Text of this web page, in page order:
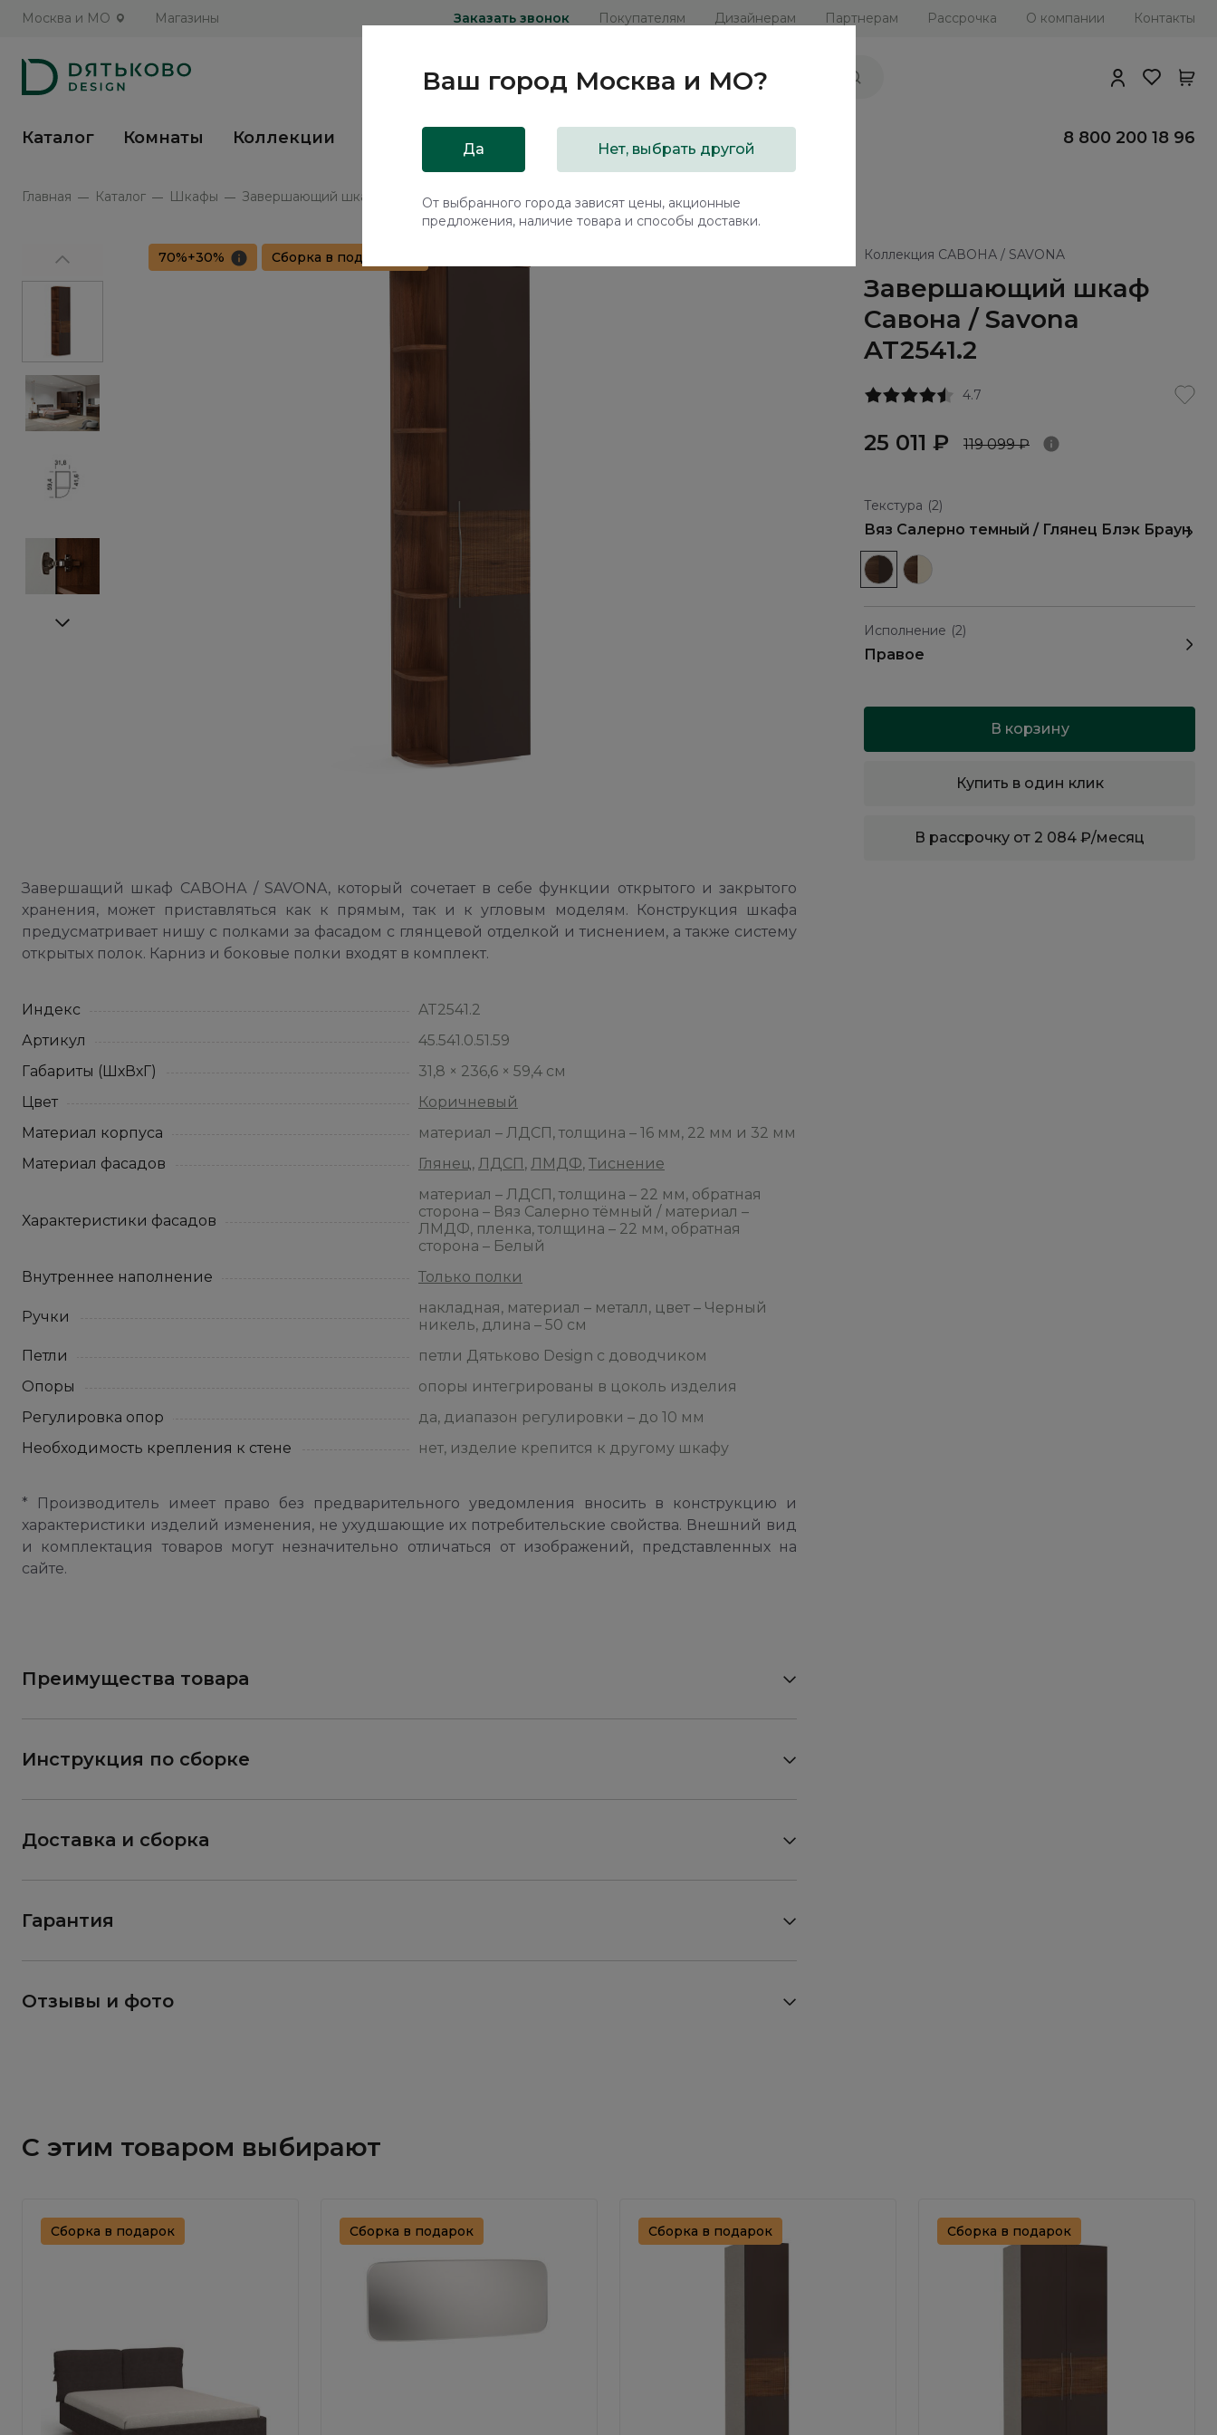
Москва и МО Магазины Заказать звонок Покупателям Дизайнерам Партнерам Рассрочка О компании Контакты
Каталог Комнаты Коллекции Распродажа 8 800 200 18 96
Главная Каталог Шкафы Завершающий шкаф Савона / Savona AT2541.2
Коллекция САВОНА / SAVONA
Завершающий шкаф
Савона / Savona
AT2541.2
4.7
25 011 ₽ 119 099 ₽
Текстура (2)
Вяз Салерно темный / Глянец Блэк Браун
Исполнение (2)
Правое
В корзину
Купить в один клик
В рассрочку от 2 084 ₽/месяц
70%+30% Сборка в подарок
Завершащий шкаф САВОНА / SAVONA, который сочетает в себе функции открытого и закрытого
хранения, может приставляться как к прямым, так и к угловым моделям. Конструкция шкафа
предусматривает нишу с полками за фасадом с глянцевой отделкой и тиснением, а также систему
открытых полок. Карниз и боковые полки входят в комплект.
Индекс
AT2541.2
Артикул
45.541.0.51.59
Габариты (ШхВхГ)
31,8 × 236,6 × 59,4 см
Цвет
Коричневый
Материал корпуса
материал – ЛДСП, толщина – 16 мм, 22 мм и 32 мм
Материал фасадов
Глянец, ЛДСП, ЛМДФ, Тиснение
Характеристики фасадов
материал – ЛДСП, толщина – 22 мм, обратная
сторона – Вяз Салерно тёмный / материал –
ЛМДФ, пленка, толщина – 22 мм, обратная
сторона – Белый
Внутреннее наполнение
Только полки
Ручки
накладная, материал – металл, цвет – Черный
никель, длина – 50 см
Петли
петли Дятьково Design с доводчиком
Опоры
опоры интегрированы в цоколь изделия
Регулировка опор
да, диапазон регулировки – до 10 мм
Необходимость крепления к стене
нет, изделие крепится к другому шкафу
* Производитель имеет право без предварительного уведомления вносить в конструкцию и
характеристики изделий изменения, не ухудшающие их потребительские свойства. Внешний вид
и комплектация товаров могут незначительно отличаться от изображений, представленных на
сайте.
Преимущества товара
Инструкция по сборке
Доставка и сборка
Гарантия
Отзывы и фото
С этим товаром выбирают
Сборка в подарок Сборка в подарок Сборка в подарок Сборка в подарок
Ваш город Москва и МО?
Да Нет, выбрать другой
От выбранного города зависят цены, акционные
предложения, наличие товара и способы доставки.